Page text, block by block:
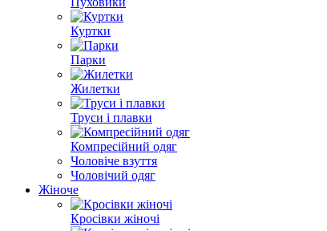
Куртки
Парки
Жилетки
Труси і плавки
Компресійний одяг
Чоловіче взуття
Чоловічий одяг
Жіноче
Кросівки жіночі